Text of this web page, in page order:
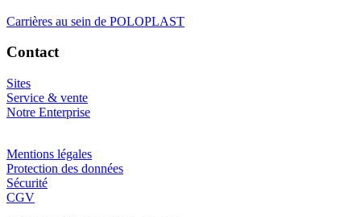
Carrières au sein de POLOPLAST
Contact
Sites
Service & vente
Notre Enterprise
Mentions légales
Protection des données
Sécurité
CGV